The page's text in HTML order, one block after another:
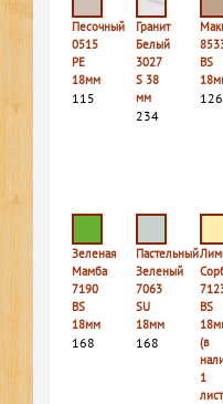
Песочный
0515
PE
18мм
115
Гранит
Белый
3027
S 38
мм
234
BS
126
Зеленая
Мамба
7190
BS
18мм
168
Пастельный
Зеленый
7063
SU
18мм
168
BS
(в
1